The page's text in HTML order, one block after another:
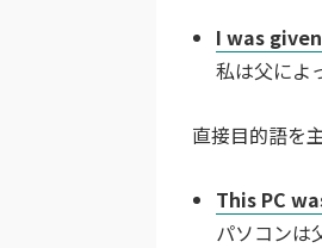
I was
私は父によ
直接目的語を
This PC
パソコンは